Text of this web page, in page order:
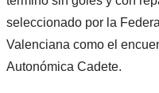
seleccionado por la
Valenciana como el
Autonómica Cadete.